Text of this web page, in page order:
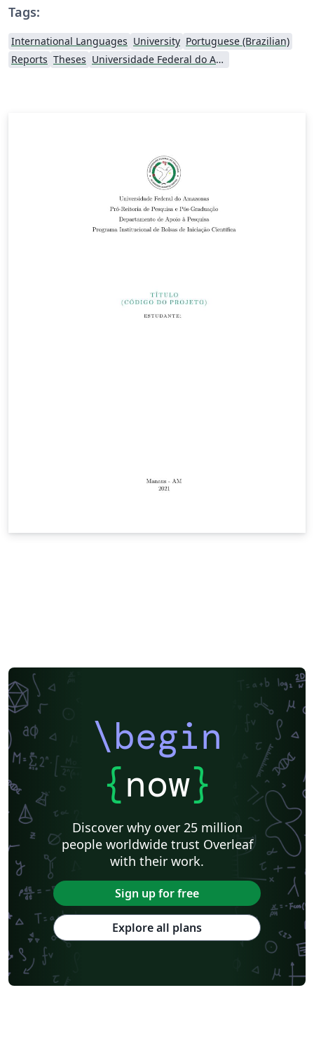
Tags:
International Languages University Portuguese (Brazilian)
Reports Theses Universidade Federal do Amazonas
\begin
{now}
Discover why over 25 million
people worldwide trust Overleaf
with their work.
Sign up for free
Explore all plans